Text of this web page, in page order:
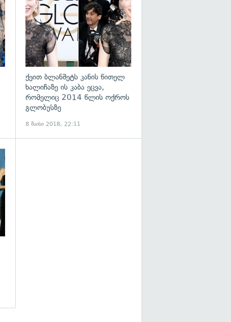
ქეით ბლანშეტს კანის წითელ
ხალიჩაზე ის კაბა ეცვა,
რომელიც 2014 წლის ოქროს
გლობუსზე
8 მაისი 2018, 22:11